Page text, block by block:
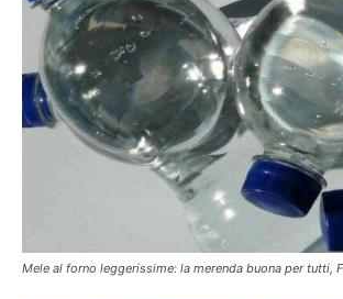
Mele al forno leggerissime: la merenda buona per tutti,